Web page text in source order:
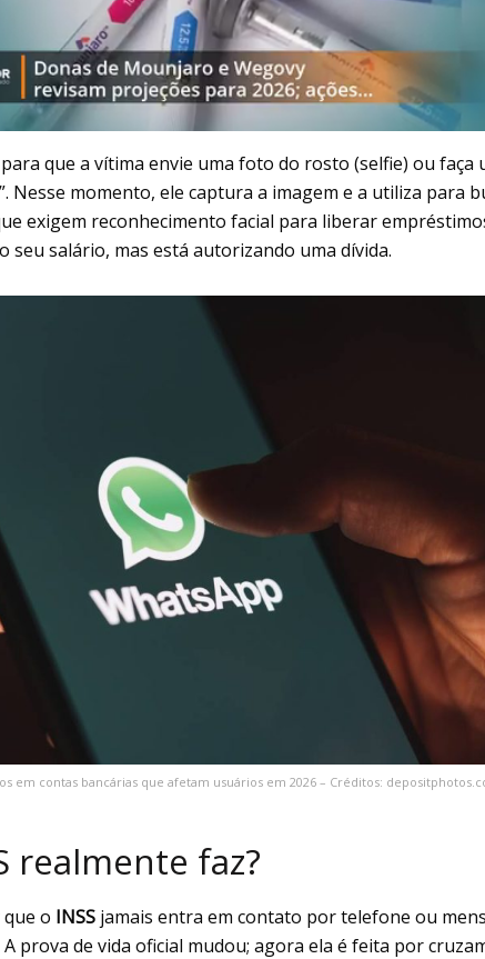
que a vítima envie uma foto do rosto (selfie) ou faça
Nesse momento, ele captura a imagem e a utiliza para
exigem reconhecimento facial para liberar
seu salário, mas está autorizando uma dívida.
em contas bancárias que afetam usuários em 2026 – Créditos:
realmente faz?
o INSS jamais entra em contato por telefone ou
prova de vida oficial mudou; agora ela é feita por